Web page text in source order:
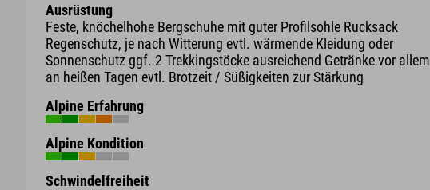
Ausrüstung
Feste, knöchelhohe Bergschuhe mit guter Profilsohle Rucksack
Regenschutz, je nach Witterung evtl. wärmende Kleidung oder
Sonnenschutz ggf. 2 Trekkingstöcke ausreichend Getränke vor allem
an heißen Tagen evtl. Brotzeit / Süßigkeiten zur Stärkung
Alpine Erfahrung
Alpine Kondition
Schwindelfreiheit